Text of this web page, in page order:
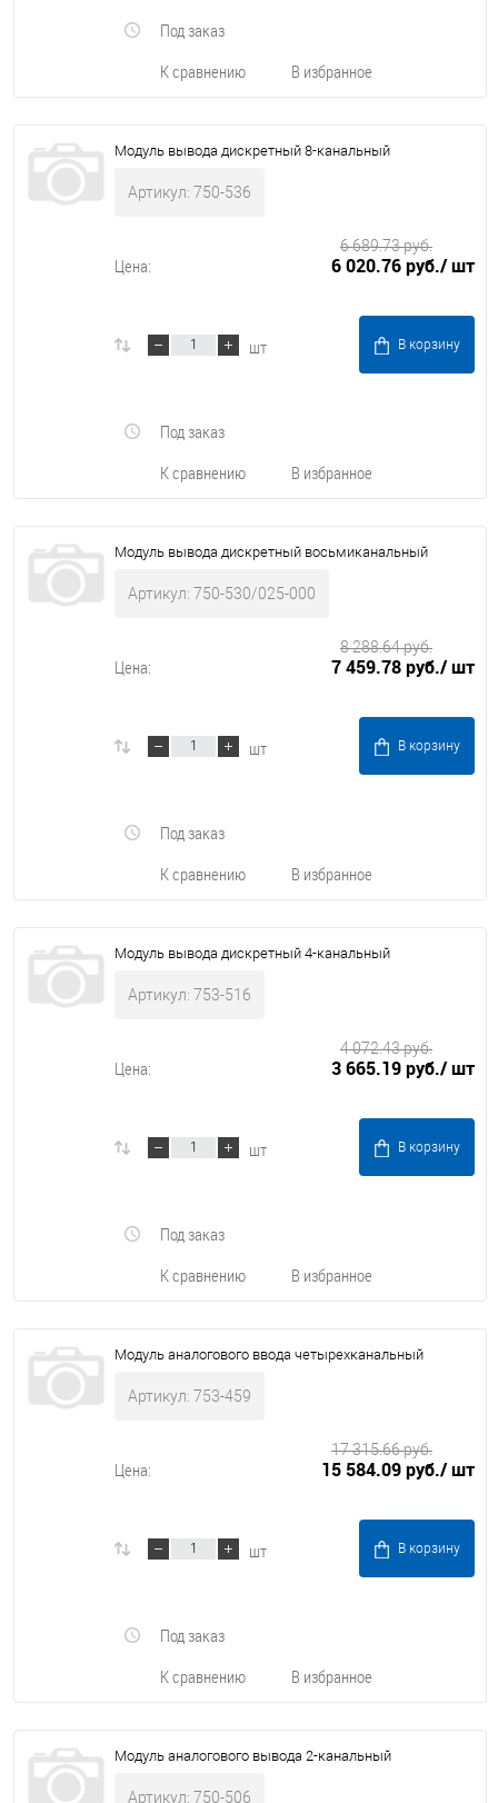
К сравнению В избранное
Под заказ
Модуль вывода дискретный 8-канальный
Артикул: 750-536
Цена: 6 020.76 руб./ шт
6 689.73 руб.
шт В корзину
К сравнению В избранное
Под заказ
Модуль вывода дискретный восьмиканальный
Артикул: 750-530/025-000
Цена: 7 459.78 руб./ шт
8 288.64 руб.
шт В корзину
К сравнению В избранное
Под заказ
Модуль вывода дискретный 4-канальный
Артикул: 753-516
Цена: 3 665.19 руб./ шт
4 072.43 руб.
шт В корзину
К сравнению В избранное
Под заказ
Модуль аналогового ввода четырехканальный
Артикул: 753-459
Цена: 15 584.09 руб./ шт
17 315.66 руб.
шт В корзину
К сравнению В избранное
Под заказ
Модуль аналогового вывода 2-канальный
Артикул: 750-506